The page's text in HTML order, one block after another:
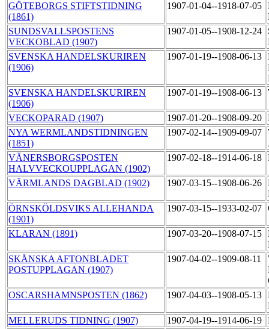
GÖTEBORGS STIFTSTIDNING
(1861)
1907-01-04--1918-07-05
SUNDSVALLSPOSTENS
VECKOBLAD (1907)
1907-01-05--1908-12-24
SVENSKA HANDELSKURIREN
(1906)
1907-01-19--1908-06-13
SVENSKA HANDELSKURIREN
(1906)
1907-01-19--1908-06-13
VECKOPARAD (1907) 1907-01-20--1908-09-20
NYA WERMLANDSTIDNINGEN
(1851)
1907-02-14--1909-09-07
VÄNERSBORGSPOSTEN
HALVVECKOUPPLAGAN (1902)
1907-02-18--1914-06-18
VÄRMLANDS DAGBLAD (1902) 1907-03-15--1908-06-26
ÖRNSKÖLDSVIKS ALLEHANDA
(1901)
1907-03-15--1933-02-07
KLARAN (1891) 1907-03-20--1908-07-15
SKÅNSKA AFTONBLADET
POSTUPPLAGAN (1907)
1907-04-02--1909-08-11
OSCARSHAMNSPOSTEN (1862)
1907-04-03--1908-05-13
MELLERUDS TIDNING (1907)
1907-04-19--1914-06-19